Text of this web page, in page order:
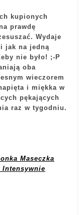
kupionych
prawdę
Wydaje
jak na jedną
nie było! ;-P
oba
wieczorem
i miękka w
pękających
raz w tygodniu.
Maseczka
Intensywnie